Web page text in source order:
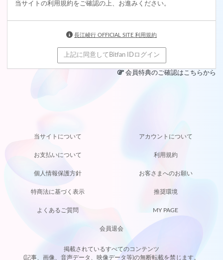
当サイトの利用規約をご確認の上、お進みください。
長江崚行 OFFICIAL SITE 利用規約
上記に同意してBitfan IDログイン
会員特典のご確認はこちらから
当サイトについて アカウントについて
お支払いについて 利用規約
個人情報保護方針 お客さまへのお願い
特商法に基づく表示 推奨環境
よくあるご質問 MY PAGE
会員退会
掲載されているすべてのコンテンツ
(記事、画像、音声データ、映像データ等)の無断転載を禁じます。